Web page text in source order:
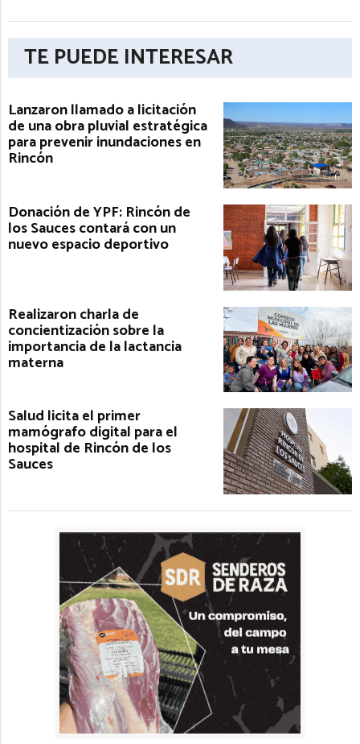
TE PUEDE INTERESAR
Lanzaron llamado a licitación
de una obra pluvial estratégica
para prevenir inundaciones en
Rincón
Donación de YPF: Rincón de
los Sauces contará con un
nuevo espacio deportivo
Realizaron charla de
concientización sobre la
importancia de la lactancia
materna
Salud licita el primer
mamógrafo digital para el
hospital de Rincón de los
Sauces